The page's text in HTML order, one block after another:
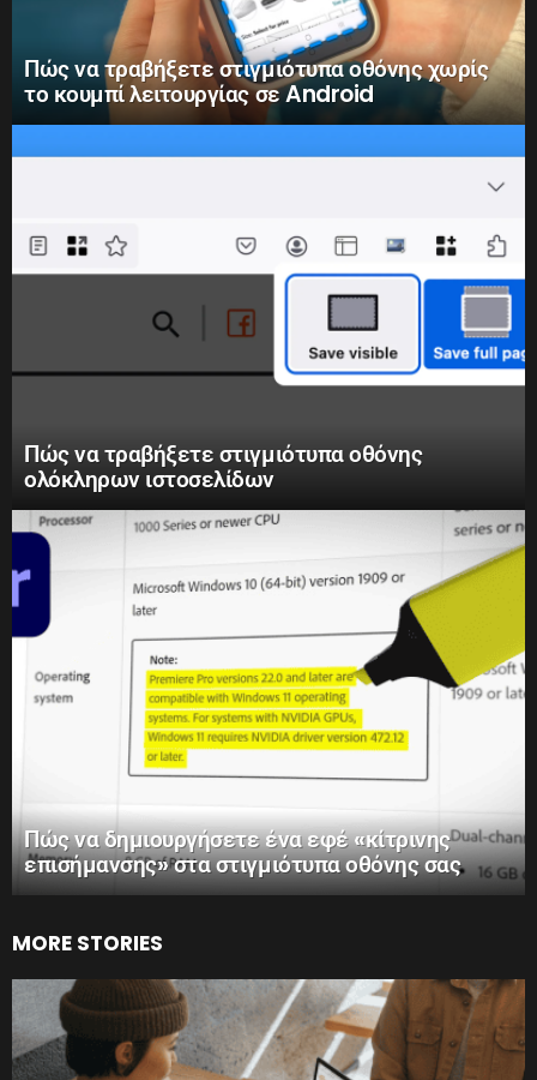
Πώς να τραβήξετε στιγμιότυπα οθόνης χωρίς
το κουμπί λειτουργίας σε Android
Πώς να τραβήξετε στιγμιότυπα οθόνης
ολόκληρων ιστοσελίδων
Πώς να δημιουργήσετε ένα εφέ «κίτρινης
επισήμανσης» στα στιγμιότυπα οθόνης σας
MORE STORIES